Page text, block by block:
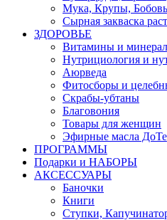
Мука, Крупы,
Сырная закваска
ЗДОРОВЬЕ
Витамины и
Нутрициология и
Аюрведа
Фитосборы и
Скрабы-убтаны
Благовония
Товары для женщин
Эфирные масла
ПРОГРАММЫ
Подарки и НАБОРЫ
АКСЕССУАРЫ
Баночки
Книги
Ступки,